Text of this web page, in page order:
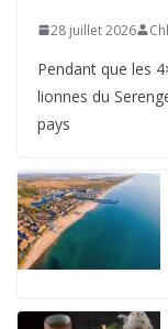
28 juillet 2026
Pendant que les
lionnes du
pays